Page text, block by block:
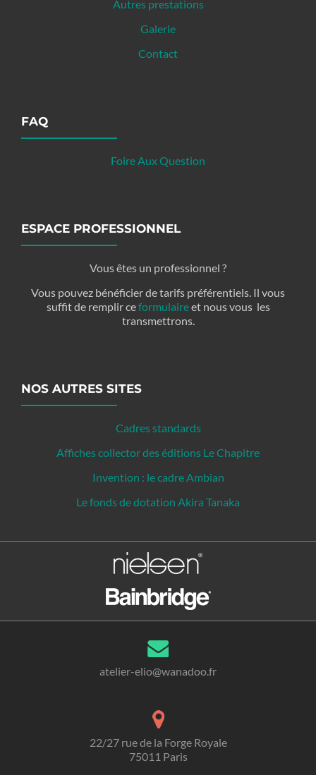
Autres prestations
Galerie
Contact
FAQ
Foire Aux Question
ESPACE PROFESSIONNEL
Vous êtes un professionnel ?
Vous pouvez bénéficier de tarifs préférentiels. Il vous
suffit de remplir ceformulaireet nous vous les
transmettrons.
NOS AUTRES SITES
Cadres standards
Affiches collector des éditions Le Chapitre
Invention : le cadre Ambian
Le fonds de dotation Akira Tanaka
atelier-elio@wanadoo.fr
22/27 rue de la Forge Royale
75011 Paris